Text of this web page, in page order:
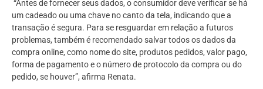
“Antes de fornecer seus dados, o consumidor deve verificar se há
um cadeado ou uma chave no canto da tela, indicando que a
transação é segura. Para se resguardar em relação a futuros
problemas, também é recomendado salvar todos os dados da
compra online, como nome do site, produtos pedidos, valor pago,
forma de pagamento e o número de protocolo da compra ou do
pedido, se houver”, afirma Renata.